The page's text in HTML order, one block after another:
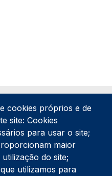
cookies próprios e de
site: Cookies
para usar o site;
maior
do site;
utilizamos para